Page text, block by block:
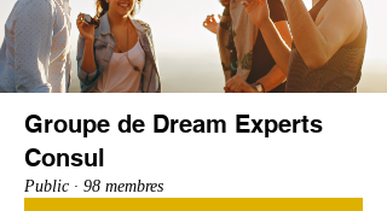
Groupe de Dream Experts
Consul
Public · 98 membres